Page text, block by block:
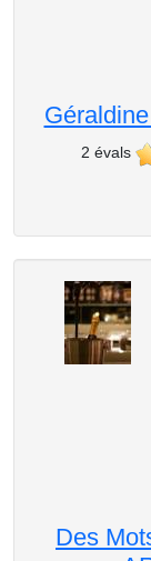
2 évals
Des